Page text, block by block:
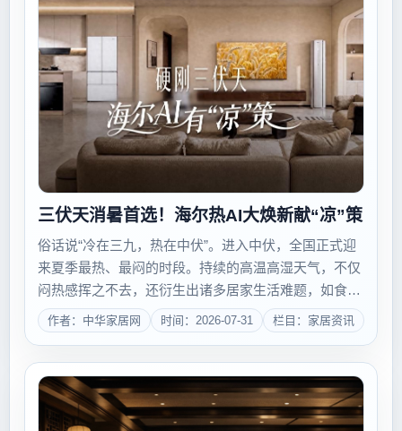
三伏天消暑首选！海尔热AI大焕新献“凉”策
俗话说“冷在三九，热在中伏”。进入中伏，全国正式迎
来夏季最热、最闷的时段。持续的高温高湿天气，不仅
闷热感挥之不去，还衍生出诸多居家生活难题，如食材
难保鲜、空调冷风生硬、衣服潮湿有异味等等。如何清
爽度过三伏天？7月30日，海尔智家发布《硬刚三伏
作者：中华家居网 时间：2026-07-31 栏目：家居资讯